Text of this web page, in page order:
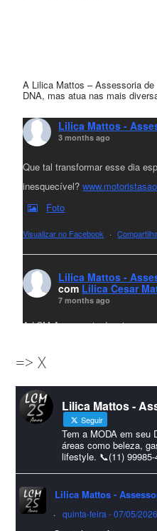
A Lilica Mattos – Assessoria
DNA, mas atua nas mais
Lilica Mattos -
3 months ago
Que tal transformar esse dia
inesquecível?
Foto
Visualizar no Facebook ·
Lilica Mattos -
com Lilica Cesar
7 months ago
A LCM Assessoria deseja um
amigos que sempre nos
#lcmassessoriassessoria
#HappyNewYear
Foto
Visualizar no Facebook ·
Lilica Mattos -
9 months ago
=> X
Lilica Mattos -
Seguir
Tem a MODA em seu
áreas como beleza,
lifestyle. 📞(11) 99985-
Lilica Mattos -
·
quinta-feira - 07/05/